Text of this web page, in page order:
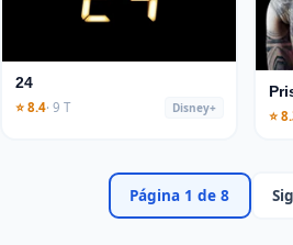
24
⭐ 8.4· 9 T Disney+ ⭐
Página 1 de 8